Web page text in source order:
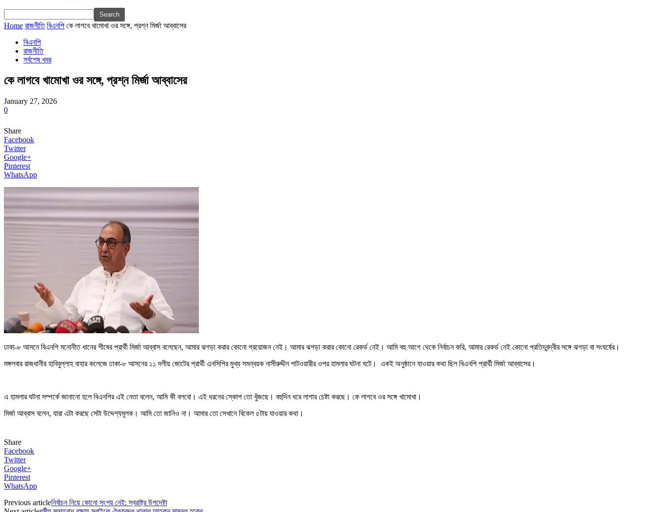
Home রাজনীতি বিএনপি কে লাগবে খামোখা ওর সঙ্গে, প্রশ্ন মির্জা আব্বাসের
বিএনপি
রাজনীতি
সর্বশেষ খবর
কে লাগবে খামোখা ওর সঙ্গে, প্রশ্ন মির্জা আব্বাসের
January 27, 2026
0
Share
Facebook
Twitter
Google+
Pinterest
WhatsApp
ঢাকা-৮ আসনে বিএনপি মনোনীত ধানের শীষের প্রার্থী মির্জা আব্বাস বলেছেন, আমার ঝগড়া করার কোনো প্রয়োজন নেই। আমার ঝগড়া করার কোনো রেকর্ড নেই। আমি বহু আগে থেকে নির্বাচন করি, আমার রেকর্ড নেই কোনো প্রতিদ্বন্দ্বীর সঙ্গে ঝগড়া বা সংঘর্ষের।
মঙ্গলবার রাজধানীর হাবিবুল্লাহ বাহার কলেজে ঢাকা-৮ আসনের ১১ দলীয় জোটের প্রার্থী এনসিপির মুখ্য সমন্বয়ক নাসীরুদ্দীন পাটওয়ারীর ওপর হামলার ঘটনা ঘটে। একই অনুষ্ঠানে যাওয়ার কথা ছিল বিএনপি প্রার্থী মির্জা আব্বাসের।
এ হামলার ঘটনা সম্পর্কে জানানো হলে বিএনপির এই নেতা বলেন, আমি কী বলবো। এই ধরনের স্কোপ তো খুঁজছে। বহুদিন ধরে লাগার চেষ্টা করছে। কে লাগবে ওর সঙ্গে খামোখা।
মির্জা আব্বাস বলেন, যারা এটা করছে সেটা উদ্দেশ্যমূলক। আমি তো জানিও না। আমার তো সেখানে বিকেল ৫টায় যাওয়ার কথা।
Share
Facebook
Twitter
Google+
Pinterest
WhatsApp
Previous articleনির্বাচন নিয়ে কোনো সংশয় নেই: স্বরাষ্ট্র উপদেষ্টা